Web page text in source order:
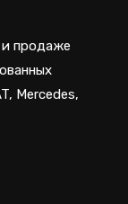
и продаже
Mercedes,